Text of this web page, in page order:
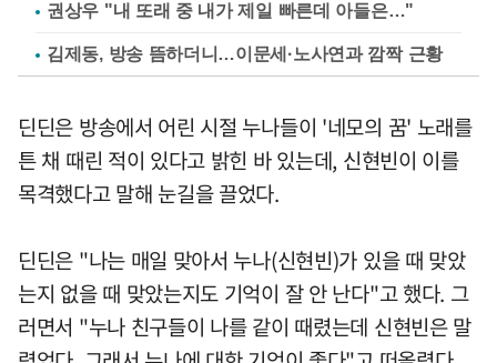
권상우 "내 또래 중 내가 제일 빠른데 아들은…"
김제동, 방송 뜸하더니…이문세·노사연과 깜짝 근황
딘딘은 방송에서 어린 시절 누나들이 '네모의 꿈' 노래를
튼 채 때린 적이 있다고 밝힌 바 있는데, 신현빈이 이를
목격했다고 말해 눈길을 끌었다.
딘딘은 "나는 매일 맞아서 누나(신현빈)가 있을 때 맞았
는지 없을 때 맞았는지도 기억이 잘 안 난다"고 했다. 그
러면서 "누나 친구들이 나를 같이 때렸는데 신현빈은 말